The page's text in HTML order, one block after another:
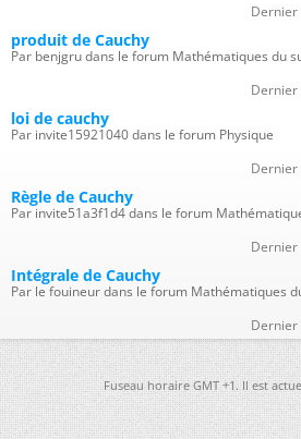
Dernier
produit de Cauchy
Par benjgru dans le forum Mathématiques du
Dernier
loi de cauchy
Par invite15921040 dans le forum Physique
Dernier
Règle de Cauchy
Par invite51a3f1d4 dans le forum
Dernier
Intégrale de Cauchy
Par le fouineur dans le forum Mathématiques
Dernier
Fuseau horaire GMT +1. Il est